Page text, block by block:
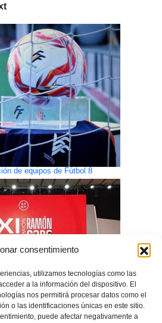
consentimiento
utilizamos tecnologías como las
a la información del dispositivo. El
nos permitirá procesar datos como el
o las identificaciones únicas en este sitio.
puede afectar negativamente a
de equipos de Fútbol 8